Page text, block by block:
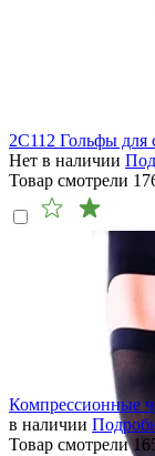
2C112 Гольфы
Нет в наличии
Товар смотрели
Компрессионные
в наличии
Товар смотрели